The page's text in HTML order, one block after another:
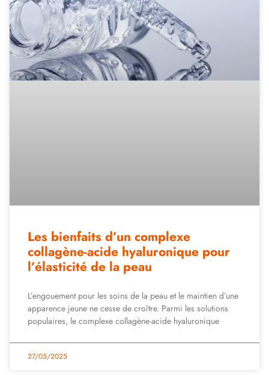
Les bienfaits d’un complexe
collagène-acide hyaluronique pour
l’élasticité de la peau
L’engouement pour les soins de la peau et le maintien d’une
apparence jeune ne cesse de croître. Parmi les solutions
populaires, le complexe collagène-acide hyaluronique
27/05/2025